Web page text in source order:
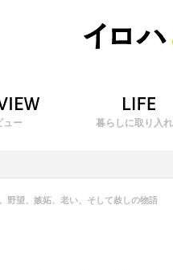
ュー 暮らしに取り入
野望、嫉妬、老い、そして赦しの物語